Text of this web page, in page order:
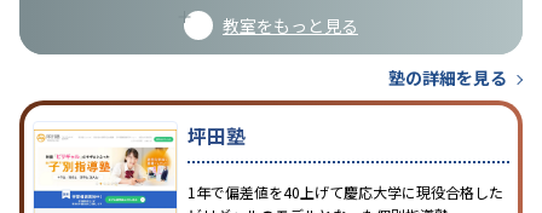
教室をもっと見る
塾の詳細を見る
坪田塾
1年で偏差値を40上げて慶応大学に現役合格した